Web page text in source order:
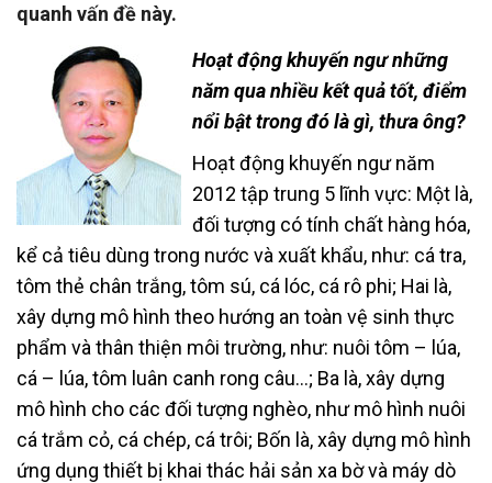
quanh vấn đề này.
Hoạt động khuyến ngư những
năm qua nhiều kết quả tốt, điểm
nổi bật trong đó là gì, thưa ông?
Hoạt động khuyến ngư năm
2012 tập trung 5 lĩnh vực: Một là,
đối tượng có tính chất hàng hóa,
kể cả tiêu dùng trong nước và xuất khẩu, như: cá tra,
tôm thẻ chân trắng, tôm sú, cá lóc, cá rô phi; Hai là,
xây dựng mô hình theo hướng an toàn vệ sinh thực
phẩm và thân thiện môi trường, như: nuôi tôm – lúa,
cá – lúa, tôm luân canh rong câu…; Ba là, xây dựng
mô hình cho các đối tượng nghèo, như mô hình nuôi
cá trắm cỏ, cá chép, cá trôi; Bốn là, xây dựng mô hình
ứng dụng thiết bị khai thác hải sản xa bờ và máy dò